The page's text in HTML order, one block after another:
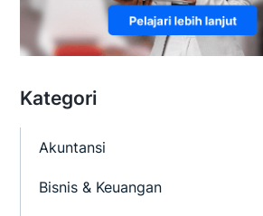
Kategori
Akuntansi
Bisnis & Keuangan